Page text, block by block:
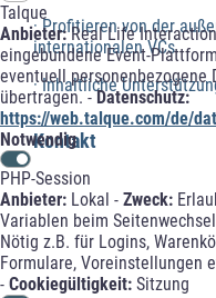
Talque
Anbieter:Real Life
eingebundene Event-
eventuell personenbezogene
übertragen. -Datenschutz:
https://web.talque.com/de/
Notwendig
PHP-Session
Anbieter: Lokal - Zweck:
Variablen beim
Nötig z.B. für Logins,
Formulare, Voreinstellungen
- Cookiegültigkeit: Sitzung
· Profitieren von der
internationalen VCs
· Inhaltliche
Kontakt